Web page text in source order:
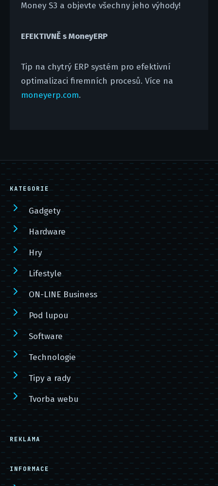
Money S3 a objevte všechny jeho výhody!
EFEKTIVNĚ s MoneyERP
Tip na chytrý ERP systém pro efektivní
optimalizaci firemních procesů. Více na
moneyerp.com.
KATEGORIE
Gadgety
Hardware
Hry
Lifestyle
ON-LINE Business
Pod lupou
Software
Technologie
Tipy a rady
Tvorba webu
REKLAMA
INFORMACE